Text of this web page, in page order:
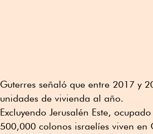
Guterres señaló que entre 2017 y
unidades de vivienda al año.
Excluyendo Jerusalén Este,
500,000 colonos israelíes viven